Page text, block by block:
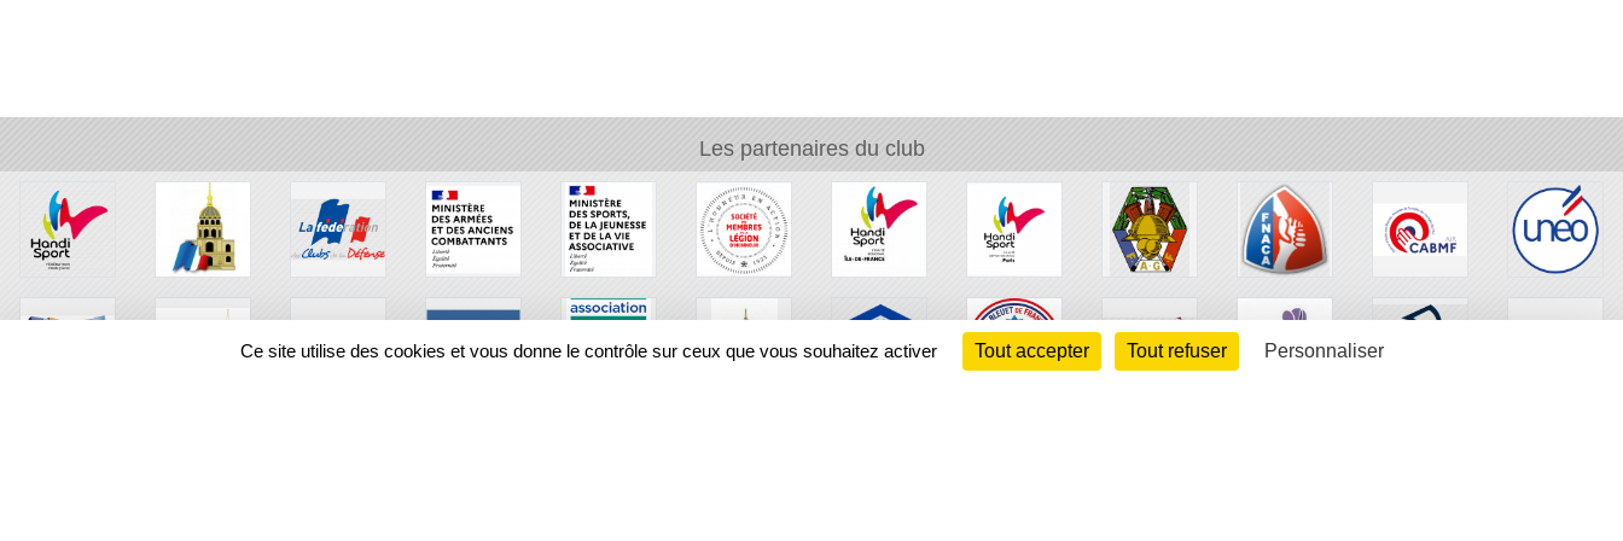
Les partenaires du club
Ce site utilise des cookies et vous donne le contrôle sur ceux que vous souhaitez activer Tout accepter Tout refuser Personnaliser